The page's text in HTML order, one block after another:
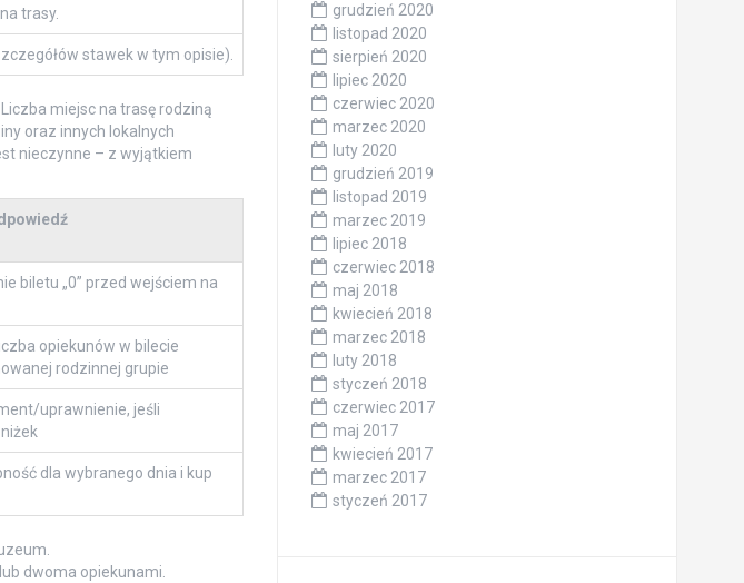
trasy.
stawek w tym opisie).
miejsc na trasę rodziną
oraz innych lokalnych
nieczynne – z wyjątkiem
biletu „0” przed wejściem na
opiekunów w bilecie
rodzinnej grupie
uprawnienie, jeśli
dla wybranego dnia i kup
dwoma opiekunami.
grudzień 2020
listopad 2020
sierpień 2020
lipiec 2020
czerwiec 2020
marzec 2020
luty 2020
grudzień 2019
listopad 2019
marzec 2019
lipiec 2018
czerwiec 2018
maj 2018
kwiecień 2018
marzec 2018
luty 2018
styczeń 2018
czerwiec 2017
maj 2017
kwiecień 2017
marzec 2017
styczeń 2017